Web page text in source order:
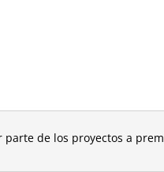
de los proyectos a